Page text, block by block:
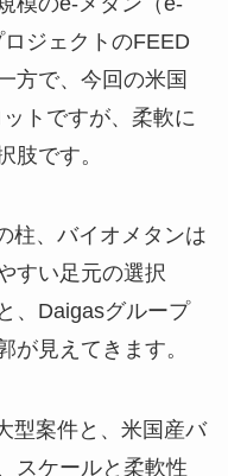
ジェクトのFEED
方で、今回の米国
トですが、柔軟に
肢です。
柱、バイオメタンは
すい足元の選択
、Daigasグループ
が見えてきます。
型案件と、米国産バ
スケールと柔軟性